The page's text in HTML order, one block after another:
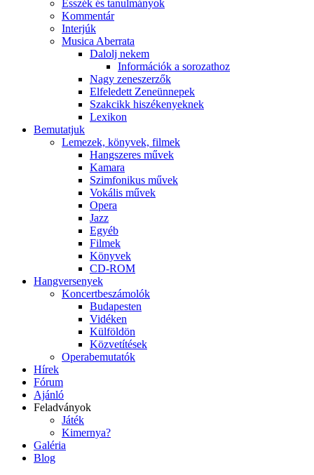
Esszék és tanulmányok
Kommentár
Interjúk
Musica Aberrata
Dalolj nekem
Információk a sorozathoz
Nagy zeneszerzők
Elfeledett Zeneünnepek
Szakcikk hiszékenyeknek
Lexikon
Bemutatjuk
Lemezek, könyvek, filmek
Hangszeres művek
Kamara
Szimfonikus művek
Vokális művek
Opera
Jazz
Egyéb
Filmek
Könyvek
CD-ROM
Hangversenyek
Koncertbeszámolók
Budapesten
Vidéken
Külföldön
Közvetítések
Operabemutatók
Hírek
Fórum
Ajánló
Feladványok
Játék
Kimernya?
Galéria
Blog